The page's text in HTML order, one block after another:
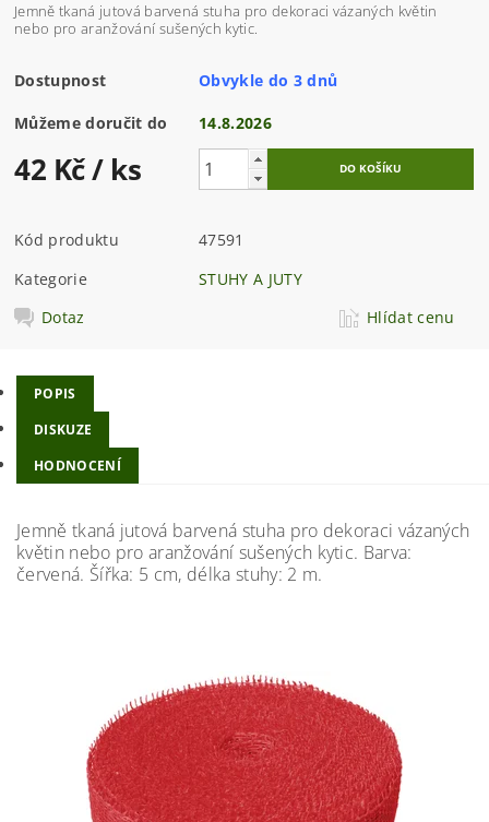
Jemně tkaná jutová barvená stuha pro dekoraci vázaných květin
nebo pro aranžování sušených kytic.
Dostupnost Obvykle do 3 dnů
Můžeme doručit do 14.8.2026
42 Kč/ ks
Kód produktu
47591
Kategorie
STUHY A JUTY
Dotaz
Hlídat cenu
POPIS
DISKUZE
HODNOCENÍ
Jemně tkaná jutová barvená stuha pro dekoraci vázaných
květin nebo pro aranžování sušených kytic. Barva:
červená. Šířka: 5 cm, délka stuhy: 2 m.